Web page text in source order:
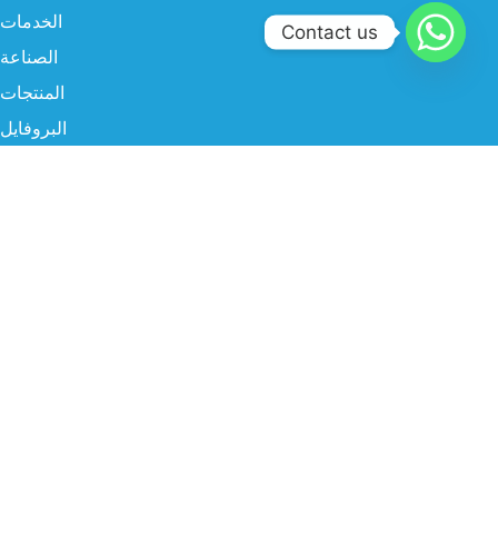
الخدمات
الصناعة
المنتجات
البروفايل
Contact us